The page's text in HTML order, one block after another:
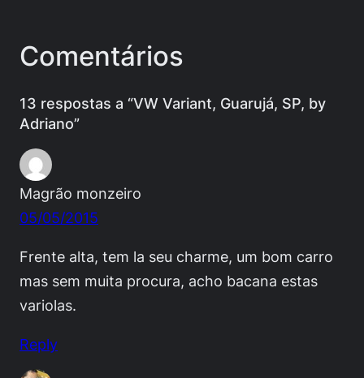
Comentários
13 respostas a “VW Variant, Guarujá, SP, by
Adriano”
Magrão monzeiro
05/05/2015
Frente alta, tem la seu charme, um bom carro
mas sem muita procura, acho bacana estas
variolas.
Reply